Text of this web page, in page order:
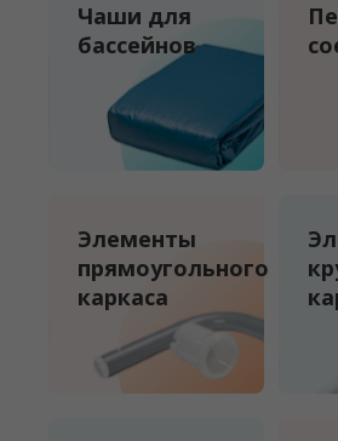
Чаши для
бассейнов
Элементы
прямоугольного
каркаса